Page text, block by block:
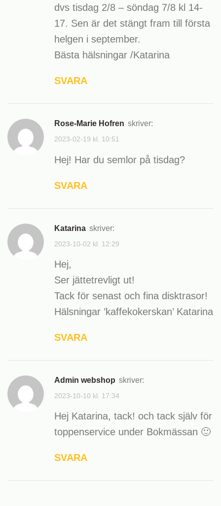
dvs tisdag 2/8 – söndag 7/8 kl 14-
17. Sen är det stängt fram till första
helgen i september.
Bästa hälsningar /Katarina
SVARA
Rose-Marie Hofren skriver:
2023-02-19 kl. 10:51
Hej! Har du semlor på tisdag?
SVARA
Katarina skriver:
2023-10-02 kl. 12:29
Hej,
Ser jättetrevligt ut!
Tack för senast och fina disktrasor!
Hälsningar ’kaffekokerskan’ Katarina
SVARA
admin webshop skriver:
2023-10-10 kl. 17:34
Hej Katarina, tack! och tack själv för
toppenservice under Bokmässan 🙂
SVARA